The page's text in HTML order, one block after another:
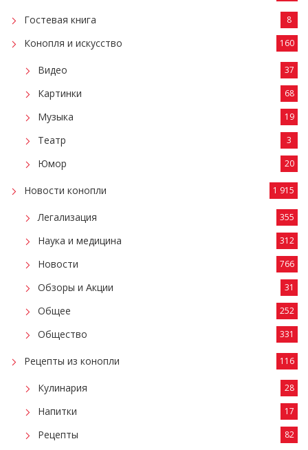
Гостевая книга 8
Конопля и искусство 160
Видео 37
Картинки 68
Музыка 19
Театр 3
Юмор 20
Новости конопли 1 915
Легализация 355
Наука и медицина 312
Новости 766
Обзоры и Акции 31
Общее 252
Общество 331
Рецепты из конопли 116
Кулинария 28
Напитки 17
Рецепты 82